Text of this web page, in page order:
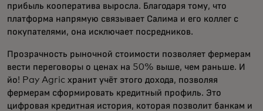
прибыль кооператива выросла. Благодаря тому, что
платформа напрямую связывает Салима и его коллег с
покупателями, она исключает посредников.
Прозрачность рыночной стоимости позволяет фермерам
вести переговоры о ценах на 50% выше, чем раньше. И
йо! Pay Agric хранит учёт этого дохода, позволяя
фермерам сформировать кредитный профиль. Это
цифровая кредитная история, которая позволит банкам и